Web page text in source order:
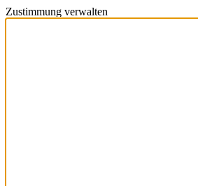
Zustimmung verwalten